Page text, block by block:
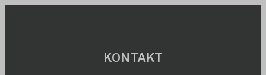
KONTAKT